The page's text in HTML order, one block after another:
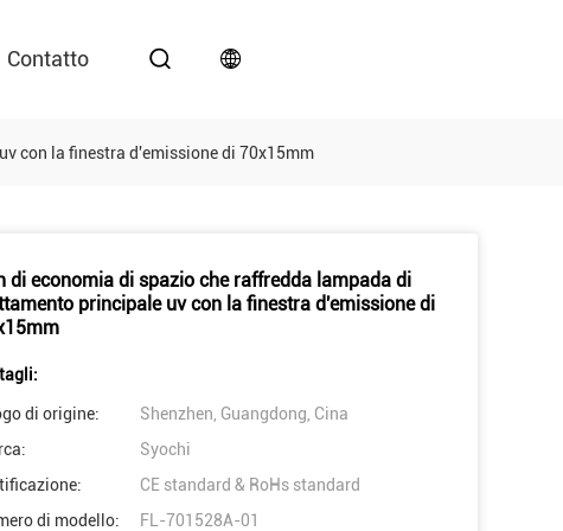
Contatto
con la finestra d'emissione di 70x15mm
di economia di spazio che raffredda lampada di
principale uv con la finestra d'emissione di
di origine:
Shenzhen, Guangdong, Cina
Syochi
CE standard & RoHs standard
di modello:
FL-701528A-01